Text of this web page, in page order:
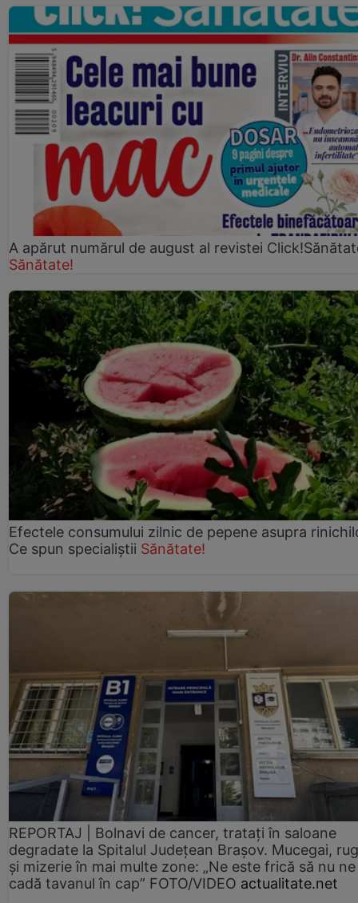
A apărut numărul de august al revistei
Sănătate!
Efectele consumului zilnic de pepene asupra
Ce spun specialiștii Sănătate!
REPORTAJ | Bolnavi de cancer, tratați în saloane
degradate la Spitalul Județean Brașov. Mucegai,
și mizerie în mai multe zone: „Ne este frică să nu ne
cadă tavanul în cap” FOTO/VIDEO actualitate.net